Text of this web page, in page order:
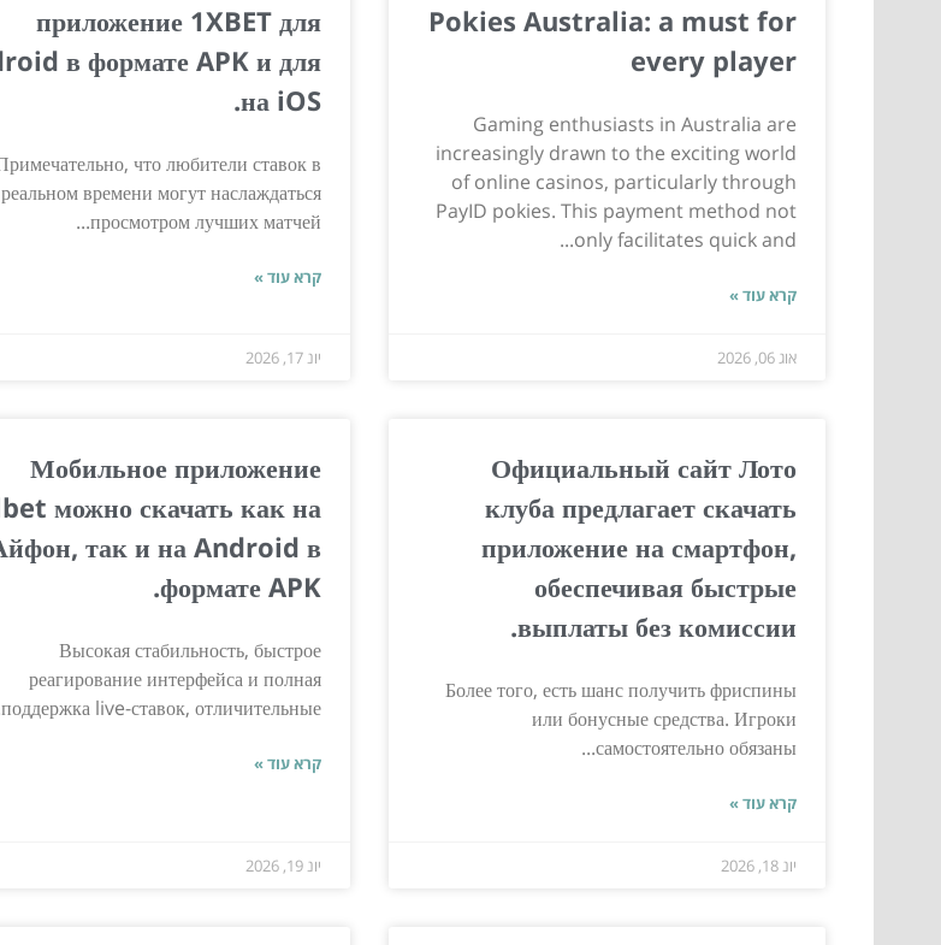
Pokies Australia: a must for
every player
Gaming enthusiasts in Australia are
increasingly drawn to the exciting world
of online casinos, particularly through
PayID pokies. This payment method not
only facilitates quick and...
קרא עוד »
אוג 06, 2026
приложение 1XBET для
в формате APK и для
на iOS.
что любители ставок в
реальном времени могут наслаждаться
просмотром лучших матчей...
קרא עוד »
יונ 17, 2026
Официальный сайт Лото
клуба предлагает скачать
приложение на смартфон,
обеспечивая быстрые
выплаты без комиссии.
Более того, есть шанс получить фриспины
или бонусные средства. Игроки
самостоятельно обязаны...
קרא עוד »
יונ 18, 2026
Мобильное приложение
можно скачать как на
так и на Android в
формате APK.
Высокая стабильность, быстрое
реагирование интерфейса и полная
поддержка live-ставок, отличительные...
קרא עוד »
יונ 19, 2026